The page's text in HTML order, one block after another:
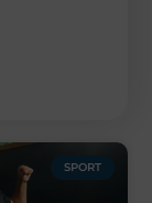
SPORT